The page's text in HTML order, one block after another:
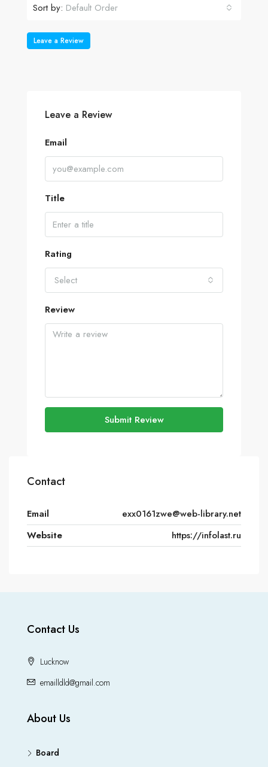
Sort by: Default Order
Leave a Review
Leave a Review
Email
Title
Rating
Select
Review
Submit Review
Contact
Email
exx0161zwe@web-library.net
Website
https://infolast.ru
Contact Us
Lucknow
emailldld@gmail.com
About Us
Board